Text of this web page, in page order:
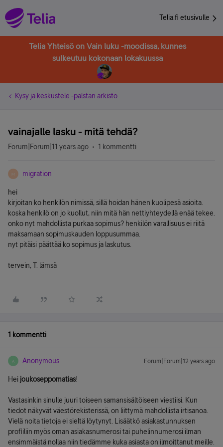
Telia.fi etusivulle
Telia Yhteisö on Vain luku -moodissa, kunnes
sulkeutuu kokonaan lokakuussa
Kysy ja keskustele -palstan arkisto
vainajalle lasku - mitä tehdä?
Forum|Forum|11 years ago 1 kommentti
M migration
hei
kirjoitan ko henkilön nimissä, sillä hoidan hänen kuolipesä asioita.
koska henkilö on jo kuollut, niin mitä hän nettiyhteydellä enää tekee.
onko nyt mahdollista purkaa sopimus? henkilön varallisuus ei riitä
maksamaan sopimuskauden loppusummaa.
nyt pitäisi päättää ko sopimus ja laskutus.
tervein, T. lämsä
1 kommentti
A Anonymous Forum|Forum|12 years ago
Hei joukoseppomatias!
Vastasinkin sinulle juuri toiseen samansisältöiseen viestiisi. Kun
tiedot näkyvät väestörekisterissä, on liittymä mahdollista irtisanoa.
Vielä noita tietoja ei sieltä löytynyt. Lisäätkö asiakastunnuksen
profiiliin myös oman asiakasnumerosi tai puhelinnumerosi ilman
ensimmäistä nollaa niin tiedämme kuka asiasta on ilmoittanut meille.